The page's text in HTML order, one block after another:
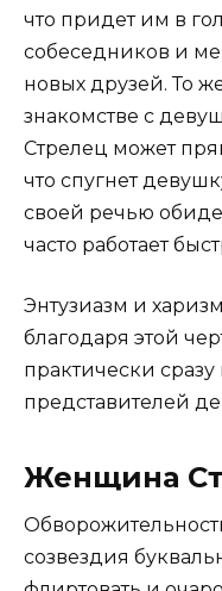
что придет им в
собеседников и
новых друзей. То
знакомстве с
Стрелец может
что спугнет
своей речью
часто работает
Энтузиазм и
благодаря этой
практически
представителей
Женщина
созвездия